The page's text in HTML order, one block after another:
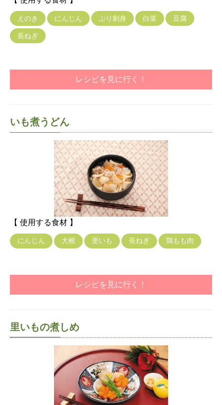
えのき にんじん ぶり刺身 白菜 豆腐
長ねぎ
レシピを見に行く！
いも煮うどん
【 使用する食材 】
にんじん 大根 里いも 長ねぎ 鶏もも肉
レシピを見に行く！
里いもの煮しめ